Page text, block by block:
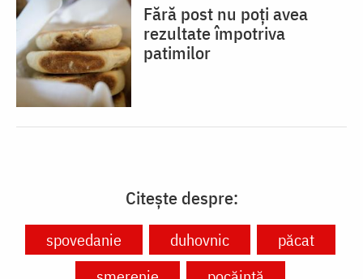
Fără post nu poți avea
rezultate împotriva
patimilor
Citește despre:
spovedanie duhovnic
păcat